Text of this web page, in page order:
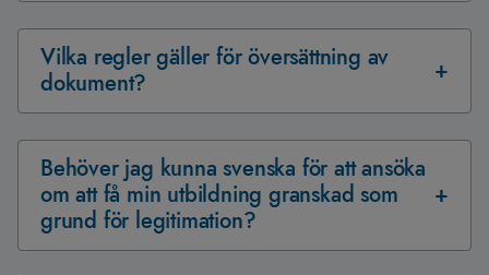
Vilka regler gäller för översättning av
dokument?
Behöver jag kunna svenska för att ansöka
om att få min utbildning granskad som
grund för legitimation?